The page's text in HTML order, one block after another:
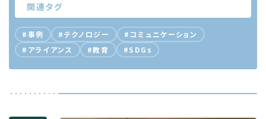
関連タグ
#事例 #テクノロジー
#コミュニケーション
#アライアンス
#教育 #SDGs